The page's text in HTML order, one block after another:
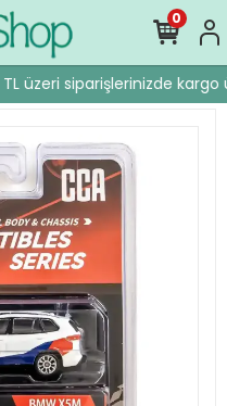
üzeri siparişlerinizde kargo
0